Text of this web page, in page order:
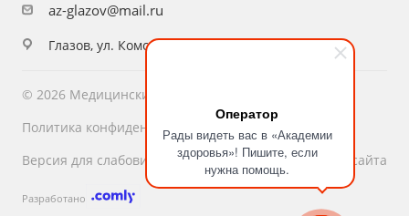
Оператор
Рады видеть вас в «Академии
здоровья»! Пишите, если
нужна помощь.
az-glazov@mail.ru
Глазов, ул. Комсомольская, 16
© 2026 Медицинский центр «Академия Здоровья»
Политика конфиденциальности
Версия для слабовидящих
Карта сайта
Разработано